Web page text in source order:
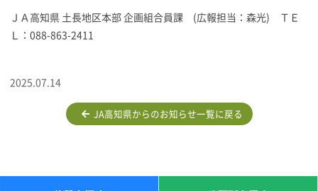
ＪＡ高知県 土長地区本部 企画組合員課 (広報担当：森光) ＴＥ
Ｌ：088-863-2411
2025.07.14
JA高知県からのお知らせ一覧に戻る